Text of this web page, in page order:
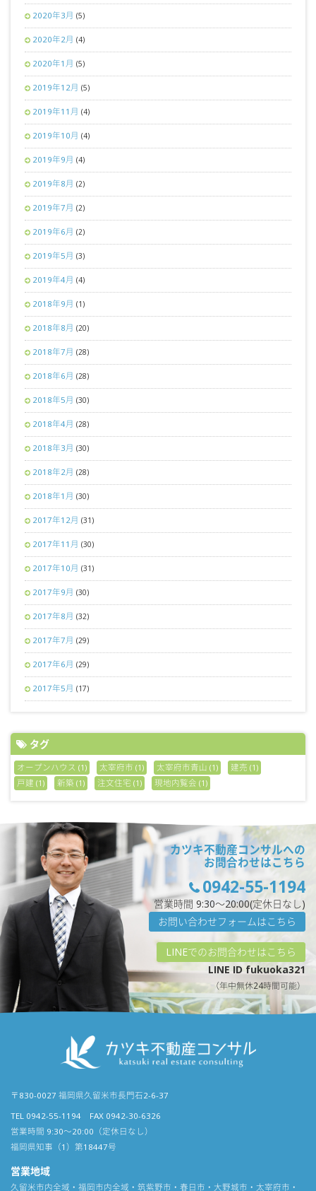
2020年3月 (5)
2020年2月 (4)
2020年1月 (5)
2019年12月 (5)
2019年11月 (4)
2019年10月 (4)
2019年9月 (4)
2019年8月 (2)
2019年7月 (2)
2019年6月 (2)
2019年5月 (3)
2019年4月 (4)
2018年9月 (1)
2018年8月 (20)
2018年7月 (28)
2018年6月 (28)
2018年5月 (30)
2018年4月 (28)
2018年3月 (30)
2018年2月 (28)
2018年1月 (30)
2017年12月 (31)
2017年11月 (30)
2017年10月 (31)
2017年9月 (30)
2017年8月 (32)
2017年7月 (29)
2017年6月 (29)
2017年5月 (17)
タグ
オープンハウス (1) 太宰府市 (1) 太宰府市青山 (1) 建売 (1)
戸建 (1) 新築 (1) 注文住宅 (1) 現地内覧会 (1)
カツキ不動産コンサルへの
お問合わせはこちら
0942-55-1194
営業時間 9:30〜20:00(定休日なし)
お問い合わせフォームはこちら
LINEでのお問合わせはこちら
LINE ID fukuoka321
（年中無休24時間可能）
〒830-0027 福岡県久留米市長門石2-6-37
TEL 0942-55-1194 FAX 0942-30-6326
営業時間 9:30〜20:00（定休日なし）
福岡県知事（1）第18447号
営業地域
久留米市内全域・福岡市内全域・筑紫野市・春日市・大野城市・太宰府市・